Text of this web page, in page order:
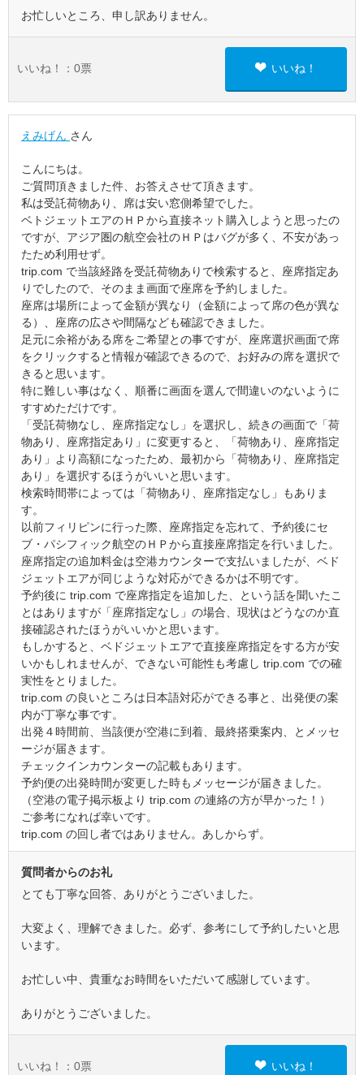
お忙しいところ、申し訳ありません。
いいね！： 0票 いいね！
えみげん さん
こんにちは。
ご質問頂きました件、お答えさせて頂きます。
私は受託荷物あり、席は安い窓側希望でした。
ベトジェットエアのＨＰから直接ネット購入しようと思ったの
ですが、アジア圏の航空会社のＨＰはバグが多く、不安があっ
たため利用せず。
trip.com で当該経路を受託荷物ありで検索すると、座席指定あ
りでしたので、そのまま画面で座席を予約しました。
座席は場所によって金額が異なり（金額によって席の色が異な
る）、座席の広さや間隔なども確認できました。
足元に余裕がある席をご希望との事ですが、座席選択画面で席
をクリックすると情報が確認できるので、お好みの席を選択で
きると思います。
特に難しい事はなく、順番に画面を選んで間違いのないように
すすめただけです。
「受託荷物なし、座席指定なし」を選択し、続きの画面で「荷
物あり、座席指定あり」に変更すると、「荷物あり、座席指定
あり」より高額になったため、最初から「荷物あり、座席指定
あり」を選択するほうがいいと思います。
検索時間帯によっては「荷物あり、座席指定なし」もありま
す。
以前フィリピンに行った際、座席指定を忘れて、予約後にセ
ブ・パシフィック航空のＨＰから直接座席指定を行いました。
座席指定の追加料金は空港カウンターで支払いましたが、ベド
ジェットエアが同じような対応ができるかは不明です。
予約後に trip.com で座席指定を追加した、という話を聞いたこ
とはありますが「座席指定なし」の場合、現状はどうなのか直
接確認されたほうがいいかと思います。
もしかすると、ベドジェットエアで直接座席指定をする方が安
いかもしれませんが、できない可能性も考慮し trip.com での確
実性をとりました。
trip.com の良いところは日本語対応ができる事と、出発便の案
内が丁寧な事です。
出発４時間前、当該便が空港に到着、最終搭乗案内、とメッセ
ージが届きます。
チェックインカウンターの記載もあります。
予約便の出発時間が変更した時もメッセージが届きました。
（空港の電子掲示板より trip.com の連絡の方が早かった！）
ご参考になれば幸いです。
trip.com の回し者ではありません。あしからず。
質問者からのお礼
とても丁寧な回答、ありがとうございました。
大変よく、理解できました。必ず、参考にして予約したいと思
います。
お忙しい中、貴重なお時間をいただいて感謝しています。
ありがとうございました。
いいね！： 0票 いいね！